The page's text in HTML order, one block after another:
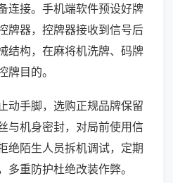
连接。手机端软件预设好牌
牌器，控牌器接收到信号后
结构，在麻将机洗牌、码牌
牌目的。
动手脚，选购正规品牌保留
与机身密封，对局前使用信
绝陌生人员拆机调试，定期
多重防护杜绝改装作弊。